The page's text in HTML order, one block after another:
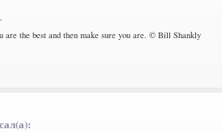
are the best and then make sure you are. © Bill Shankly